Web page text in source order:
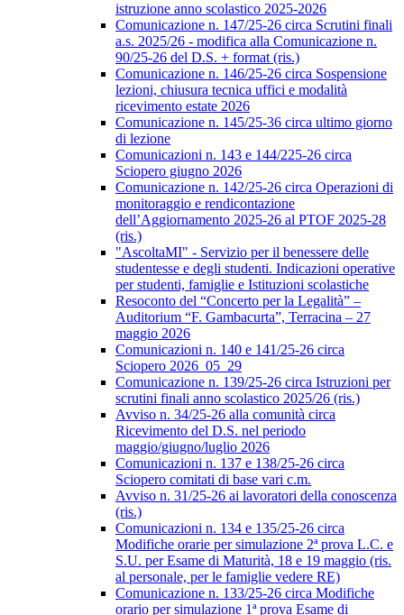
istruzione anno scolastico 2025-2026
Comunicazione n. 147/25-26 circa Scrutini finali
a.s. 2025/26 - modifica alla Comunicazione n.
90/25-26 del D.S. + format (ris.)
Comunicazione n. 146/25-26 circa Sospensione
lezioni, chiusura tecnica uffici e modalità
ricevimento estate 2026
Comunicazione n. 145/25-36 circa ultimo giorno
di lezione
Comunicazioni n. 143 e 144/225-26 circa
Sciopero giugno 2026
Comunicazione n. 142/25-26 circa Operazioni di
monitoraggio e rendicontazione
dell’Aggiornamento 2025-26 al PTOF 2025-28
(ris.)
"AscoltaMI" - Servizio per il benessere delle
studentesse e degli studenti. Indicazioni operative
per studenti, famiglie e Istituzioni scolastiche
Resoconto del “Concerto per la Legalità” –
Auditorium “F. Gambacurta”, Terracina – 27
maggio 2026
Comunicazioni n. 140 e 141/25-26 circa
Sciopero 2026_05_29
Comunicazione n. 139/25-26 circa Istruzioni per
scrutini finali anno scolastico 2025/26 (ris.)
Avviso n. 34/25-26 alla comunità circa
Ricevimento del D.S. nel periodo
maggio/giugno/luglio 2026
Comunicazioni n. 137 e 138/25-26 circa
Sciopero comitati di base vari c.m.
Avviso n. 31/25-26 ai lavoratori della conoscenza
(ris.)
Comunicazioni n. 134 e 135/25-26 circa
Modifiche orarie per simulazione 2ª prova L.C. e
S.U. per Esame di Maturità, 18 e 19 maggio (ris.
al personale, per le famiglie vedere RE)
Comunicazione n. 133/25-26 circa Modifiche
orario per simulazione 1ª prova Esame di